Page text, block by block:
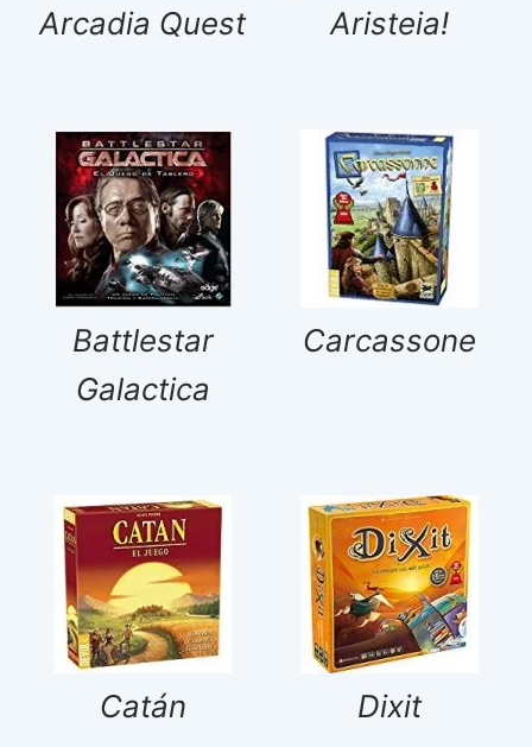
Arcadia Quest Aristeia!
Battlestar
Galactica
Carcassone
Catán Dixit